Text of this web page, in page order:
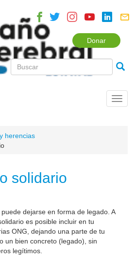
Donar
herencias
solidario
dejarse en forma de legado. A
es posible incluir en tu
ONG, dejando una parte de tu
un bien concreto (legado), sin
legítimos.